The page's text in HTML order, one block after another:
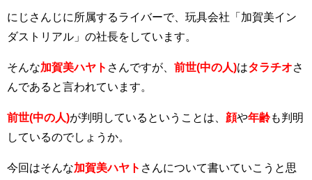
にじさんじに所属するライバーで、玩具会社「加賀美イン
ダストリアル」の社長をしています。
そんな加賀美ハヤト さんですが、 前世(中の人)はタラチオさ
んであると言われています。
前世(中の人)が判明しているということは、 顔や年齢も判明
しているのでしょうか。
今回はそんな加賀美ハヤト さんについて書いていこうと思